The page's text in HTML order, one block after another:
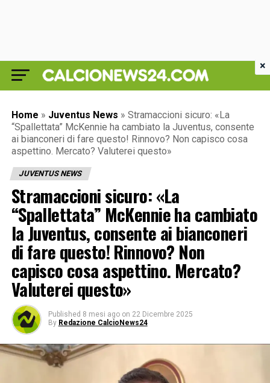
Home » Juventus News » Stramaccioni sicuro: «La
“Spallettata” McKennie ha cambiato la Juventus, consente
ai bianconeri di fare questo! Rinnovo? Non capisco cosa
aspettino. Mercato? Valuterei questo»
JUVENTUS NEWS
Stramaccioni sicuro: «La
“Spallettata” McKennie ha cambiato
la Juventus, consente ai bianconeri
di fare questo! Rinnovo? Non
capisco cosa aspettino. Mercato?
Valuterei questo»
Published 8 mesi ago on 22 Dicembre 2025
By Redazione CalcioNews24
×